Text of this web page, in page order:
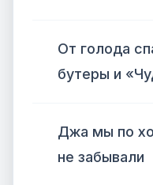
От голода
бутеры и
Джа мы по
не забывали